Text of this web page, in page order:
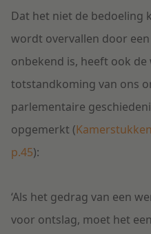
Dat het niet de bedoeling
wordt overvallen door
onbekend is, heeft ook
totstandkoming van ons
parlementaire
opgemerkt (
p.45):
‘Als het gedrag van een
voor ontslag, moet het